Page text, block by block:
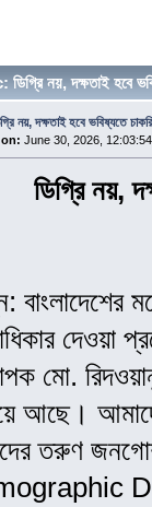
নয়, দক্ষতাই হবে
নয়, দক্ষতাই হবে ভবিষ্যতে
on: June 30, 2026,
ডিগ্রি নয়,
বাংলাদেশের
দেওয়া
মো.
আছে।
তরুণ